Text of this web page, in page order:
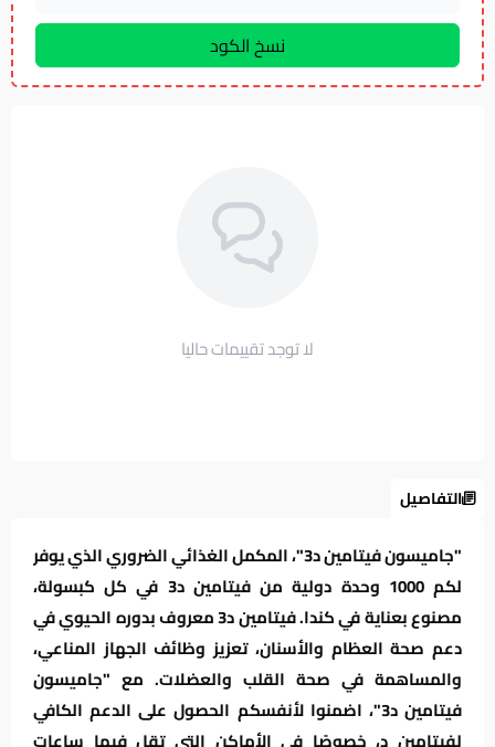
لا توجد تقييمات حاليا
التفاصيل
"جاميسون فيتامين د3"، المكمل الغذائي الضروري الذي يوفر
لكم 1000 وحدة دولية من فيتامين د3 في كل كبسولة،
مصنوع بعناية في كندا. فيتامين د3 معروف بدوره الحيوي في
دعم صحة العظام والأسنان، تعزيز وظائف الجهاز المناعي،
والمساهمة في صحة القلب والعضلات. مع "جاميسون
فيتامين د3"، اضمنوا لأنفسكم الحصول على الدعم الكافي